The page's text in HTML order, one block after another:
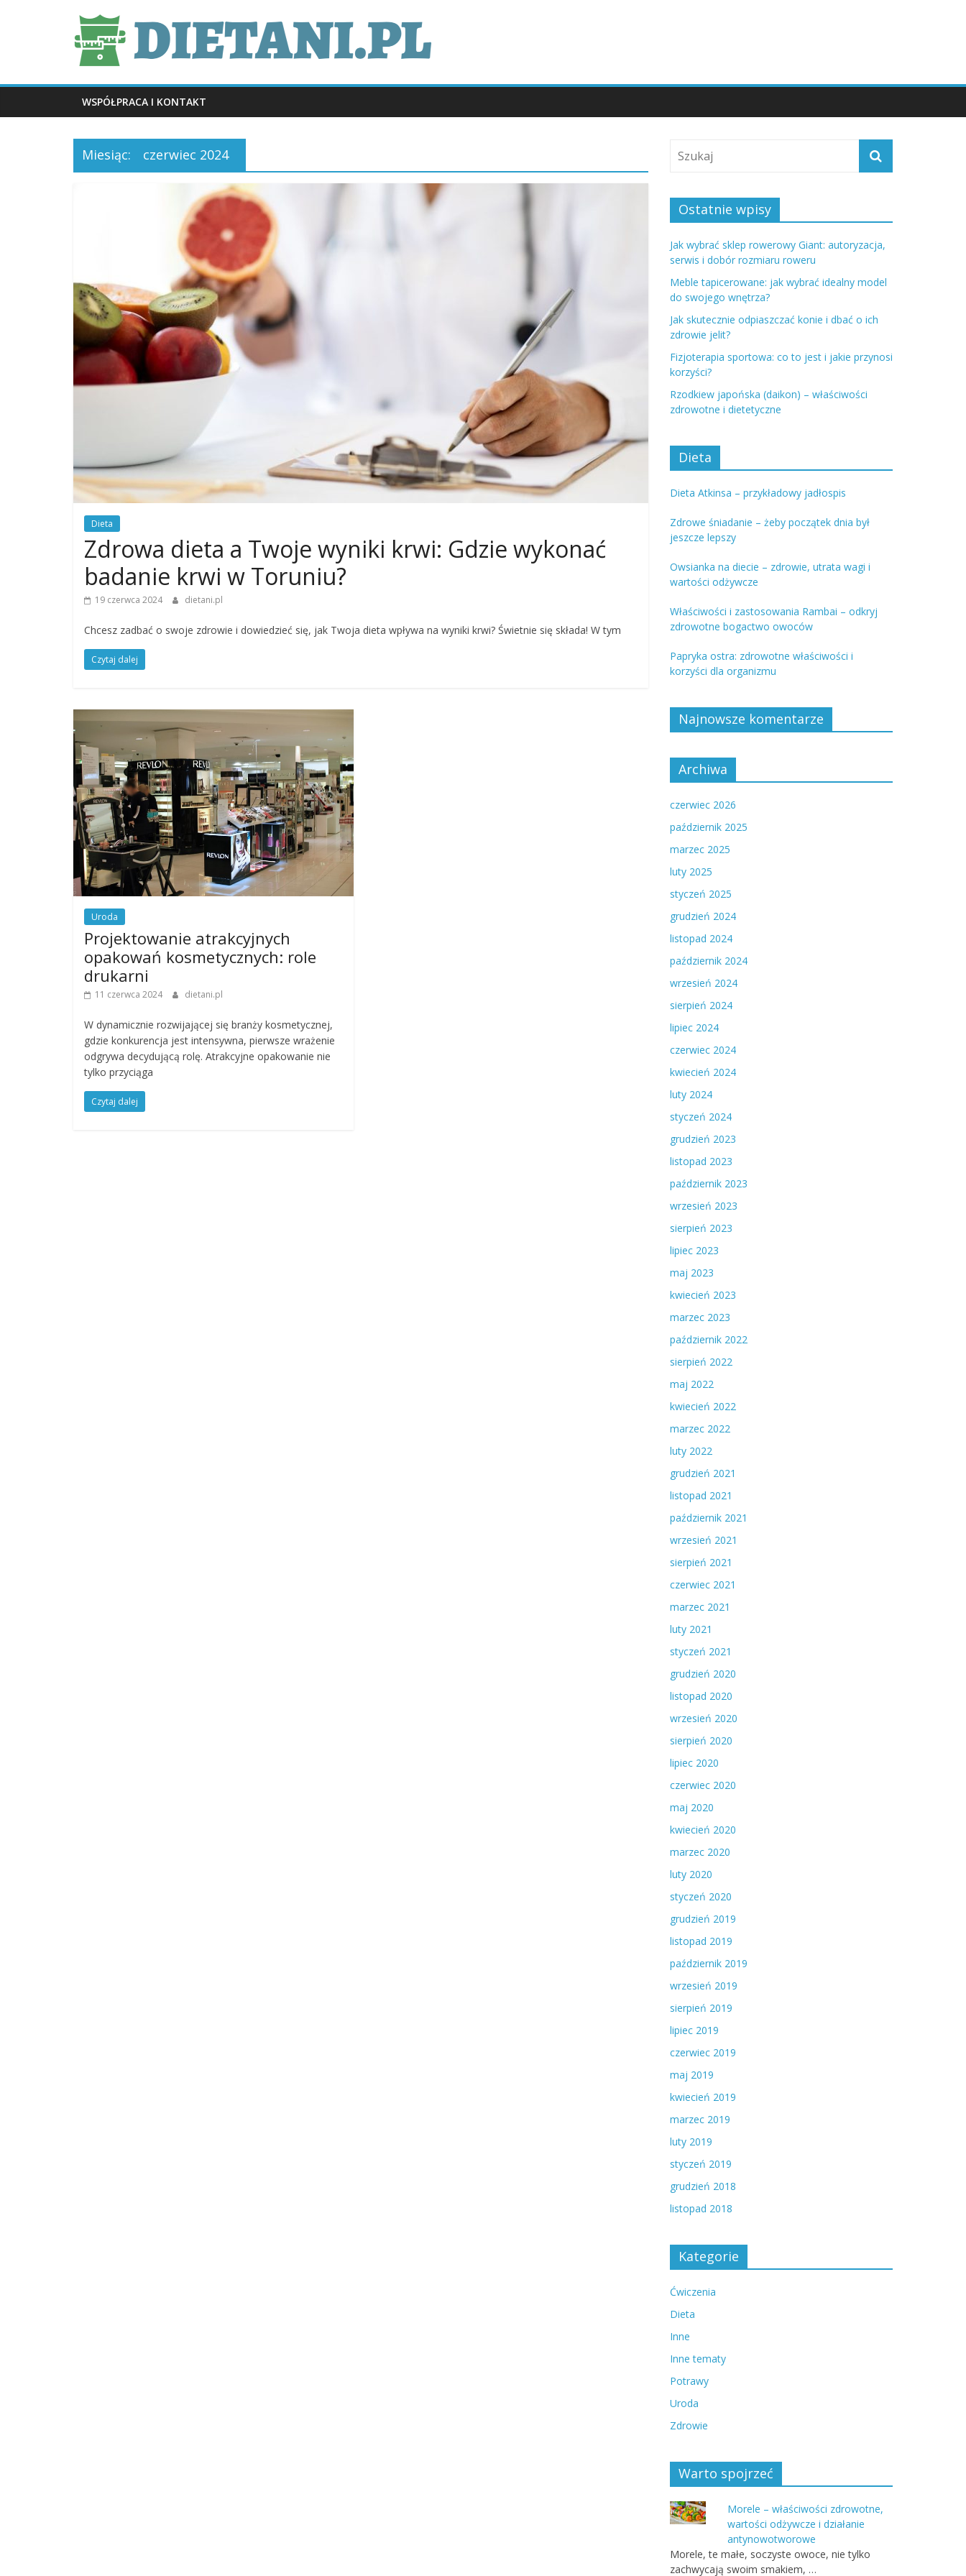
dietani.pl
WSPÓŁPRACA I KONTAKT
Miesiąc: czerwiec 2024
Dieta
Zdrowa dieta a Twoje wyniki krwi: Gdzie wykonać
badanie krwi w Toruniu?
19 czerwca 2024 dietani.pl
Chcesz zadbać o swoje zdrowie i dowiedzieć się, jak Twoja dieta wpływa na wyniki krwi? Świetnie się składa! W tym
Czytaj dalej
Uroda
Projektowanie atrakcyjnych
opakowań kosmetycznych: role
drukarni
11 czerwca 2024 dietani.pl
W dynamicznie rozwijającej się branży kosmetycznej,
gdzie konkurencja jest intensywna, pierwsze wrażenie
odgrywa decydującą rolę. Atrakcyjne opakowanie nie
tylko przyciąga
Czytaj dalej
Ostatnie wpisy
Jak wybrać sklep rowerowy Giant: autoryzacja,
serwis i dobór rozmiaru roweru
Meble tapicerowane: jak wybrać idealny model
do swojego wnętrza?
Jak skutecznie odpiaszczać konie i dbać o ich
zdrowie jelit?
Fizjoterapia sportowa: co to jest i jakie przynosi
korzyści?
Rzodkiew japońska (daikon) – właściwości
zdrowotne i dietetyczne
Dieta
Dieta Atkinsa – przykładowy jadłospis
Zdrowe śniadanie – żeby początek dnia był
jeszcze lepszy
Owsianka na diecie – zdrowie, utrata wagi i
wartości odżywcze
Właściwości i zastosowania Rambai – odkryj
zdrowotne bogactwo owoców
Papryka ostra: zdrowotne właściwości i
korzyści dla organizmu
Najnowsze komentarze
Archiwa
czerwiec 2026
październik 2025
marzec 2025
luty 2025
styczeń 2025
grudzień 2024
listopad 2024
październik 2024
wrzesień 2024
sierpień 2024
lipiec 2024
czerwiec 2024
kwiecień 2024
luty 2024
styczeń 2024
grudzień 2023
listopad 2023
październik 2023
wrzesień 2023
sierpień 2023
lipiec 2023
maj 2023
kwiecień 2023
marzec 2023
październik 2022
sierpień 2022
maj 2022
kwiecień 2022
marzec 2022
luty 2022
grudzień 2021
listopad 2021
październik 2021
wrzesień 2021
sierpień 2021
czerwiec 2021
marzec 2021
luty 2021
styczeń 2021
grudzień 2020
listopad 2020
wrzesień 2020
sierpień 2020
lipiec 2020
czerwiec 2020
maj 2020
kwiecień 2020
marzec 2020
luty 2020
styczeń 2020
grudzień 2019
listopad 2019
październik 2019
wrzesień 2019
sierpień 2019
lipiec 2019
czerwiec 2019
maj 2019
kwiecień 2019
marzec 2019
luty 2019
styczeń 2019
grudzień 2018
listopad 2018
Kategorie
Ćwiczenia
Dieta
Inne
Inne tematy
Potrawy
Uroda
Zdrowie
Warto spojrzeć
Morele – właściwości zdrowotne,
wartości odżywcze i działanie
antynowotworowe
Morele, te małe, soczyste owoce, nie tylko
zachwycają swoim smakiem, …